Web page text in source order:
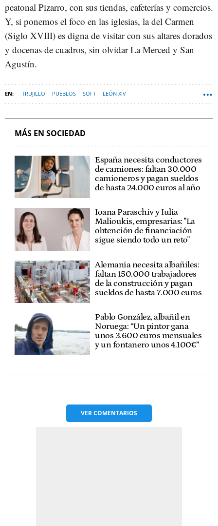
peatonal Pizarro, con sus tiendas, cafeterías y comercios.
Y, si ponemos el foco en las iglesias, la del Carmen
(Siglo XVIII) es digna de visitar con sus altares dorados
y docenas de cuadros, sin olvidar La Merced y San
Agustín.
TRUJILLO PUEBLOS SOFT LEÓN XIV
MÁS EN SOCIEDAD
España necesita conductores
de camiones: faltan 30.000
camioneros y pagan sueldos
de hasta 24.000 euros al año
Ioana Paraschiv y Iulia
Malioukis, empresarias: "La
obtención de financiación
sigue siendo todo un reto"
Alemania necesita albañiles:
faltan 150.000 trabajadores
de la construcción y pagan
sueldos de hasta 7.000 euros
Pablo González, albañil en
Noruega: “Un pintor gana
unos 3.600 euros mensuales
y un fontanero unos 4.100€”
VERCOMENTARIOS